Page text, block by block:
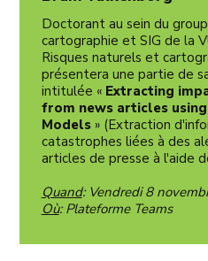
Doctorant au sein du
cartographie et SIG de la
Risques naturels et
présentera une partie de
intitulée « Extracting
from news articles
Models » (Extraction
catastrophes liées à des
articles de presse à l'aide
Quand: Vendredi 8
Où: Plateforme Teams